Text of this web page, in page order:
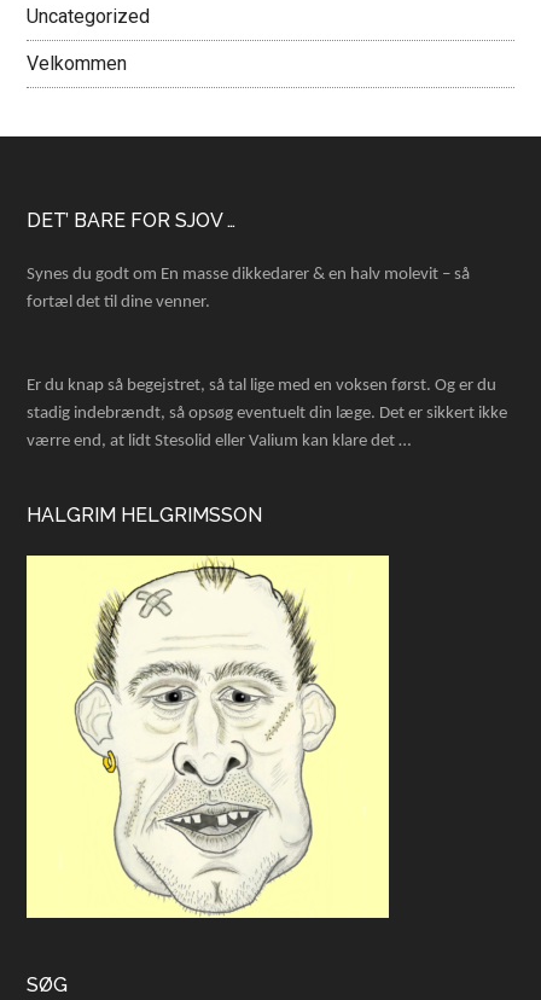
Uncategorized
Velkommen
Footer
DET’ BARE FOR SJOV …
Synes du godt om En masse dikkedarer & en halv molevit – så
fortæl det til dine venner.
Er du knap så begejstret, så tal lige med en voksen først. Og er du
stadig indebrændt, så opsøg eventuelt din læge. Det er sikkert ikke
værre end, at lidt Stesolid eller Valium kan klare det …
HALGRIM HELGRIMSSON
SØG